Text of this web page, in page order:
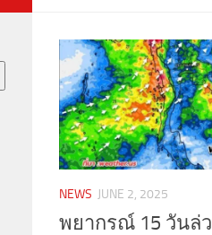
NEWS JUNE 2, 2025
พยากรณ์ 15 วันล่